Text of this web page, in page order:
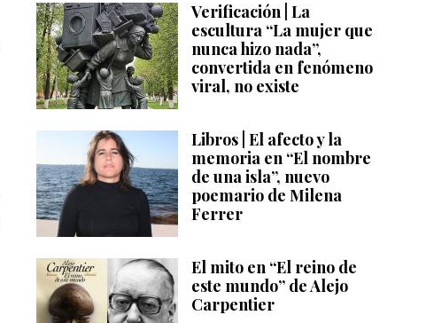
Verificación | La
escultura “La mujer que
nunca hizo nada”,
convertida en fenómeno
viral, no existe
Libros | El afecto y la
memoria en “El nombre
de una isla”, nuevo
poemario de Milena
Ferrer
El mito en “El reino de
este mundo” de Alejo
Carpentier